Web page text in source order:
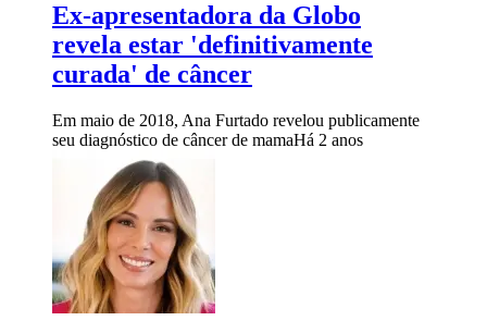
Ex-apresentadora da Globo
revela estar 'definitivamente
curada' de câncer
Em maio de 2018, Ana Furtado revelou publicamente
seu diagnóstico de câncer de mamaHá 2 anos